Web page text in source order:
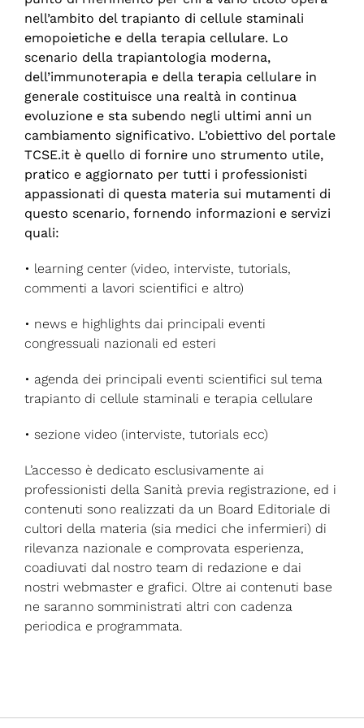
nell’ambito del trapianto di cellule staminali
emopoietiche e della terapia cellulare. Lo
scenario della trapiantologia moderna,
dell’immunoterapia e della terapia cellulare in
generale costituisce una realtà in continua
evoluzione e sta subendo negli ultimi anni un
cambiamento significativo. L’obiettivo del portale
TCSE.it è quello di fornire uno strumento utile,
pratico e aggiornato per tutti i professionisti
appassionati di questa materia sui mutamenti di
questo scenario, fornendo informazioni e servizi
quali:
• learning center (video, interviste, tutorials,
commenti a lavori scientifici e altro)
• news e highlights dai principali eventi
congressuali nazionali ed esteri
• agenda dei principali eventi scientifici sul tema
trapianto di cellule staminali e terapia cellulare
• sezione video (interviste, tutorials ecc)
L’accesso è dedicato esclusivamente ai
professionisti della Sanità previa registrazione, ed i
contenuti sono realizzati da un Board Editoriale di
cultori della materia (sia medici che infermieri) di
rilevanza nazionale e comprovata esperienza,
coadiuvati dal nostro team di redazione e dai
nostri webmaster e grafici. Oltre ai contenuti base
ne saranno somministrati altri con cadenza
periodica e programmata.